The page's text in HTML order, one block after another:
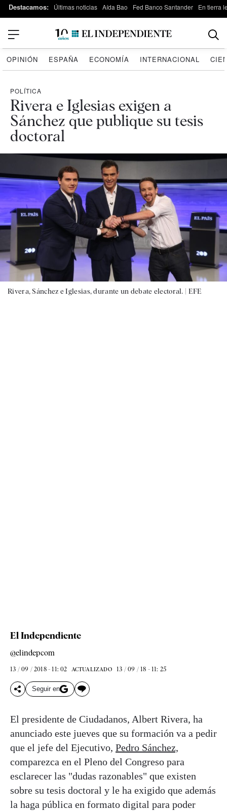
Destacamos: Últimas noticias Aída Bao Fed Banco Santander En tierra
OPINIÓN ESPAÑA ECONOMÍA INTERNACIONAL
POLÍTICA
Rivera e Iglesias exigen a
Sánchez que publique su tesis
doctoral
Rivera, Sánchez e Iglesias, durante un debate electoral. | EFE
El Independiente
@elindepcom
13 / 09 / 2018 - 11: 02 ACTUALIZADO 13 / 09 / 18 - 11: 25
Seguir en
El presidente de Ciudadanos, Albert Rivera, ha
anunciado este jueves que su formación va a pedir
que el jefe del Ejecutivo, Pedro Sánchez,
comparezca en el Pleno del Congreso para
esclarecer las "dudas razonables" que existen
sobre su tesis doctoral y le ha exigido que además
la haga pública en formato digital para poder